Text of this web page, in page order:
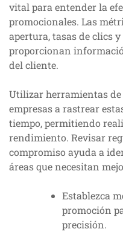
vital para entender la
promocionales. Las
apertura, tasas de clics
proporcionan
del cliente.
Utilizar herramientas
empresas a rastrear
tiempo, permitiendo
rendimiento. Revisar
compromiso ayuda a
áreas que necesitan
Establezca
promoción
precisión.